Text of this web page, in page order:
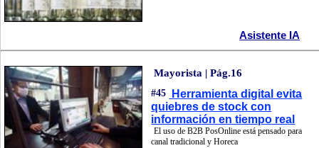
Asistente IA
Mayorista | Pág.16
#45
Herramienta digital evita
quiebres de stock con
información en tiempo real
El uso de B2B PosOnline está pensado para
canal tradicional y Horeca